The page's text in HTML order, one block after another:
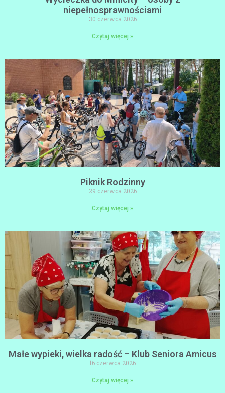
niepełnosprawnościami
30 czerwca 2026
Czytaj więcej »
Piknik Rodzinny
29 czerwca 2026
Czytaj więcej »
Małe wypieki, wielka radość – Klub Seniora Amicus
16 czerwca 2026
Czytaj więcej »